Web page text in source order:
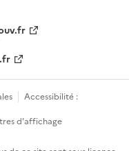
Accessibilité :
d'affichage